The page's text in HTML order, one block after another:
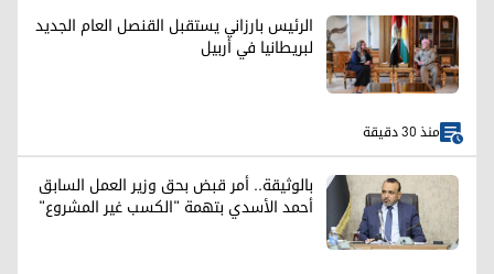
الرئيس بارزاني يستقبل القنصل العام الجديد
لبريطانيا في أربيل
منذ 30 دقيقة
بالوثيقة.. أمر قبض بحق وزير العمل السابق
أحمد الأسدي بتهمة "الكسب غير المشروع"